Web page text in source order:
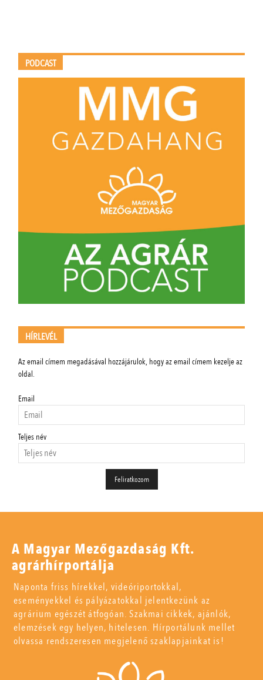
PODCAST
HÍRLEVÉL
Az email címem megadásával hozzájárulok, hogy az email címem kezelje az
oldal.
Email
Teljes név
A Magyar Mezőgazdaság Kft.
agrárhírportálja
Naponta friss hírekkel, videóriportokkal,
eseményekkel és pályázatokkal jelentkezünk az
agrárium egészét átfogóan. Szakmai cikkek, ajánlók,
elemzések egy helyen, hitelesen. Hírportálunk mellet
olvassa rendszeresen megjelenő szaklapjainkat is!